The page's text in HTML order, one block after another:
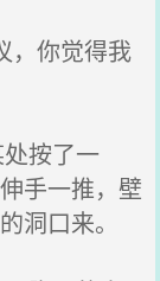
，你觉得我
按了一
手一推，壁
洞口来。